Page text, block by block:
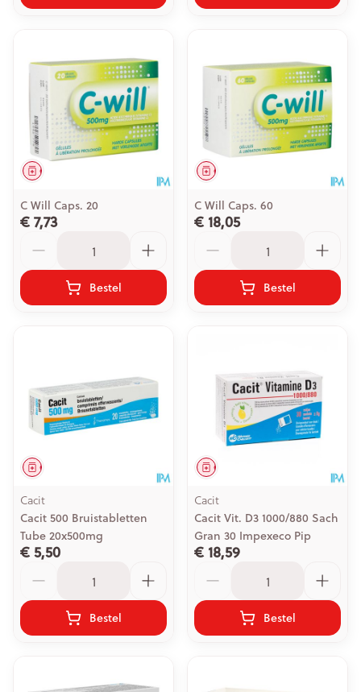
Geneesmiddel
C Will Caps. 20
€ 7,73
Bestel
Geneesmiddel
C Will Caps. 60
€ 18,05
Bestel
Geneesmiddel
Cacit
Cacit 500 Bruistabletten
Tube 20x500mg
€ 5,50
Bestel
Geneesmiddel
Cacit
Cacit Vit. D3 1000/880 Sach
Gran 30 Impexeco Pip
€ 18,59
Bestel